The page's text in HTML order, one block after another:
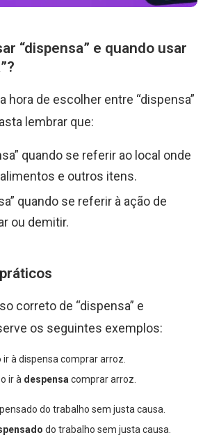
“dispensa” e quando usar
hora de escolher entre “dispensa”
lembrar que:
quando se referir ao local onde
e outros itens.
quando se referir à ação de
ou demitir.
correto de “dispensa” e
os seguintes exemplos:
ir à dispensa comprar arroz.
ir à despensa comprar arroz.
do trabalho sem justa causa.
do trabalho sem justa causa.